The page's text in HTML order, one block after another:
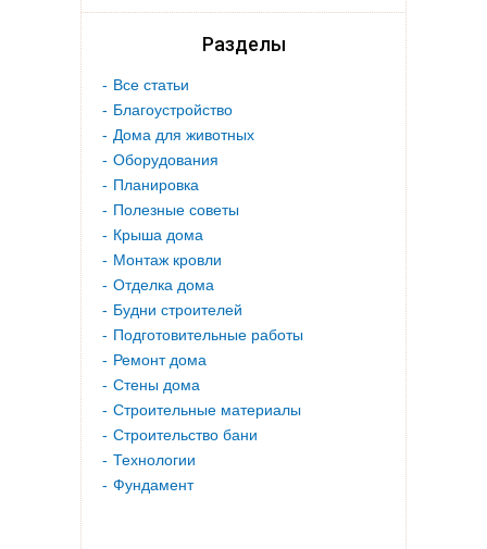
Разделы
Все статьи
Благоустройство
Дома для животных
Оборудования
Планировка
Полезные советы
Крыша дома
Монтаж кровли
Отделка дома
Будни строителей
Подготовительные работы
Ремонт дома
Стены дома
Строительные материалы
Строительство бани
Технологии
Фундамент